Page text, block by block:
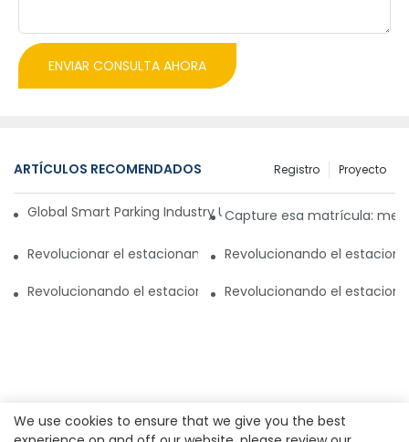
ENVIAR CONSULTA AHORA
ARTÍCULOS RECOMENDADOS Proyecto
Registro
Global Smart Parking Industry Update for Third Quarter of
Capture esa matrícula:
Revolucionar el estacionamiento de la cámara Realpark
Revolucionando el
Revolucionando el estacionamiento: sistema inteligente
Revolucionando el
We use cookies to ensure that we give you the best